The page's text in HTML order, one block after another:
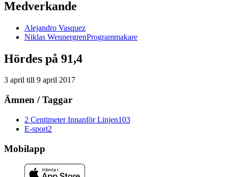
Medverkande
Alejandro Vasquez
Niklas WennergrenProgrammakare
Hördes på 91,4
3 april till 9 april 2017
Ämnen / Taggar
2 Centimeter Innanför Linjen103
E-sport2
Mobilapp